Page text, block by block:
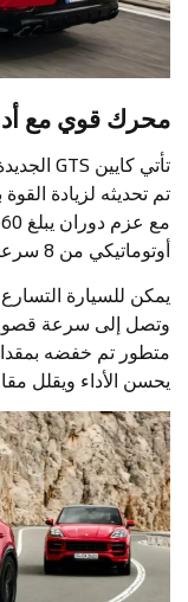
محرك قوي مع
أوتوماتيكي من 8 سرعات ونظام دفع رباعي.
يحسن الأداء ويقلل